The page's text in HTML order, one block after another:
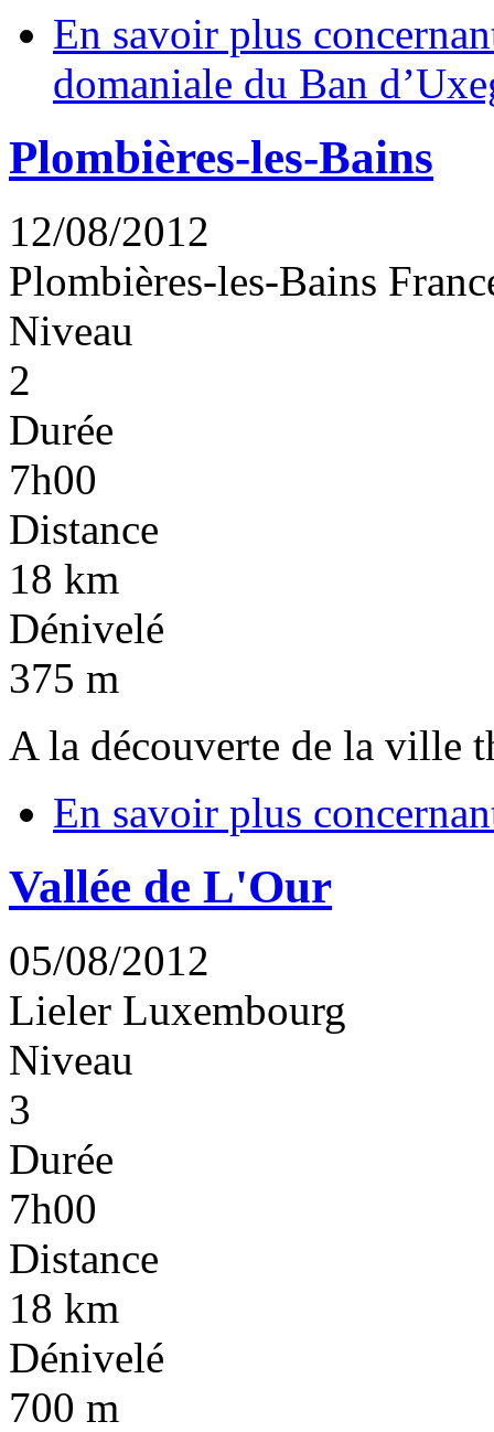
En savoir plus
domaniale du Ban
Plombières-les-Bains
12/08/2012
Plombières-les-Bains
Niveau
2
Durée
7h00
Distance
18 km
Dénivelé
375 m
A la découverte de la ville
En savoir plus
Vallée de L'Our
05/08/2012
Lieler Luxembourg
Niveau
3
Durée
7h00
Distance
18 km
Dénivelé
700 m